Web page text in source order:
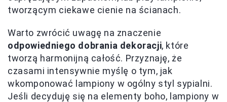
tworzącym ciekawe cienie na ścianach.
Warto zwrócić uwagę na znaczenie
odpowiedniego dobrania dekoracji, które
tworzą harmonijną całość. Przyznaję, że
czasami intensywnie myślę o tym, jak
wkomponować lampiony w ogólny styl sypialni.
Jeśli decyduję się na elementy boho, lampiony w